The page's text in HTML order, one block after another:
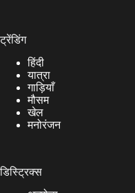
ट्रेंडिंग
हिंदी
यात्रा
गाड़ियाँ
मौसम
खेल
मनोरंजन
डिस्ट्रिक्स